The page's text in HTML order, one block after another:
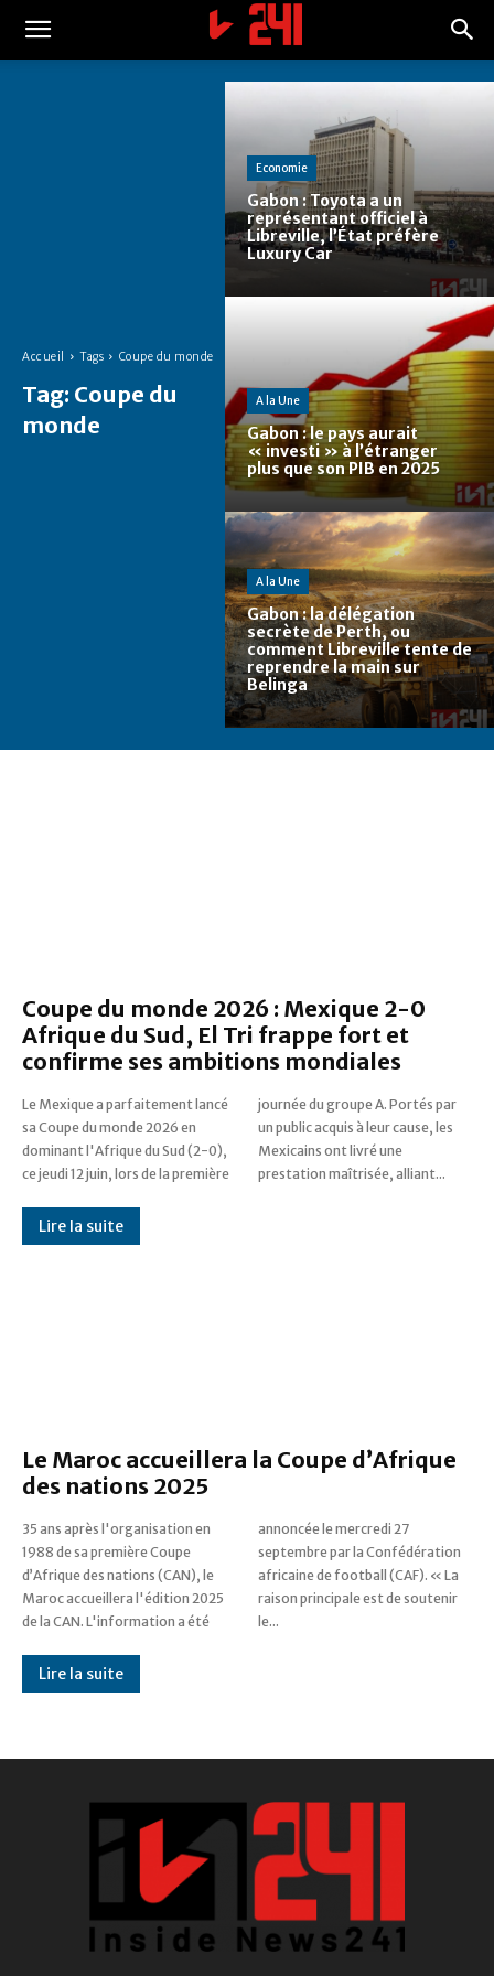
Accueil Tags Coupe du monde
Tag: Coupe du
monde
Economie
Gabon : Toyota a un
représentant officiel à
Libreville, l’État préfère
Luxury Car
A la Une
Gabon : le pays aurait
« investi » à l’étranger
plus que son PIB en 2025
A la Une
Gabon : la délégation
secrète de Perth, ou
comment Libreville tente de
reprendre la main sur
Belinga
Coupe du monde 2026 : Mexique 2-0
Afrique du Sud, El Tri frappe fort et
confirme ses ambitions mondiales
Le Mexique a parfaitement lancé
sa Coupe du monde 2026 en
dominant l'Afrique du Sud (2-0),
ce jeudi 12 juin, lors de la première
journée du groupe A. Portés par
un public acquis à leur cause, les
Mexicains ont livré une
prestation maîtrisée, alliant...
Lire la suite
Le Maroc accueillera la Coupe d’Afrique
des nations 2025
35 ans après l'organisation en
1988 de sa première Coupe
d’Afrique des nations (CAN), le
Maroc accueillera l'édition 2025
de la CAN. L'information a été
annoncée le mercredi 27
septembre par la Confédération
africaine de football (CAF). « La
raison principale est de soutenir
le...
Lire la suite